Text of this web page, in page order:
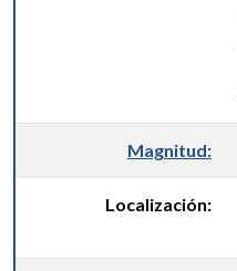
Magnitud:
Localización: